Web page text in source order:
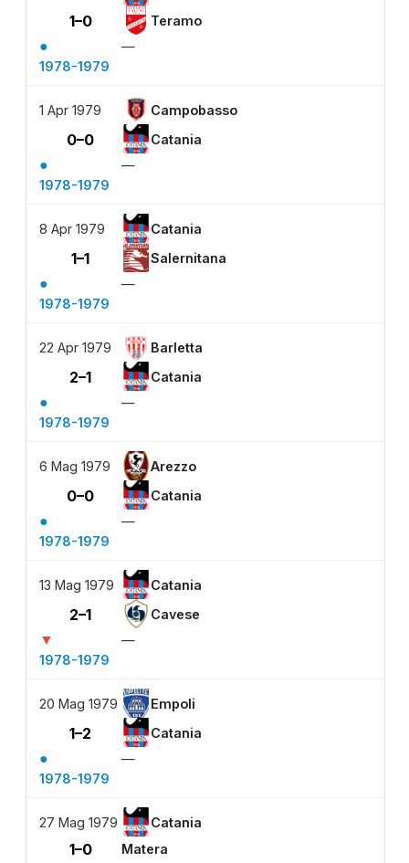
1–0 Teramo
●
—
1978-1979
1 Apr 1979 Campobasso
0–0 Catania
●
—
1978-1979
8 Apr 1979 Catania
1–1 Salernitana
●
—
1978-1979
22 Apr 1979 Barletta
2–1 Catania
●
—
1978-1979
6 Mag 1979 Arezzo
0–0 Catania
●
—
1978-1979
13 Mag 1979 Catania
2–1 Cavese
▼
—
1978-1979
20 Mag 1979 Empoli
1–2 Catania
●
—
1978-1979
27 Mag 1979 Catania
1–0 Matera